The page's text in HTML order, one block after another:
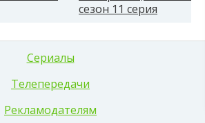
сезон 11 серия
Сериалы
Телепередачи
Рекламодателям